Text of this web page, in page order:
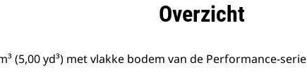
Overzicht
(5,00 yd³) met vlakke bodem van de Performance-serie